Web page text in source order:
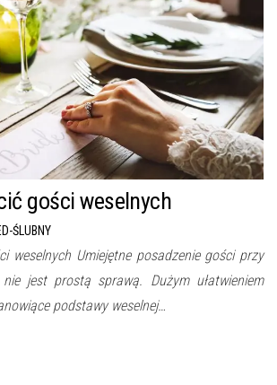
gości weselnych
ŚLUBNY
weselnych Umiejętne posadzenie gości przy
nie jest prostą sprawą. Dużym ułatwieniem
podstawy weselnej…